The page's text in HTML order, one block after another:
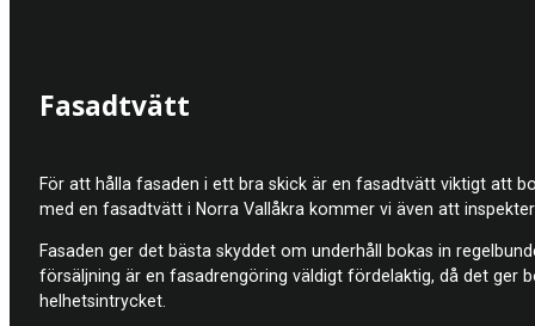
Fasadtvätt
För att hålla fasaden i ett bra skick är en fasadtvätt viktigt att
med en fasadtvätt i Norra Vallåkra kommer vi även att
Fasaden ger det bästa skyddet om underhåll bokas in
försäljning är en fasadrengöring väldigt fördelaktig, då det ger
helhetsintrycket.